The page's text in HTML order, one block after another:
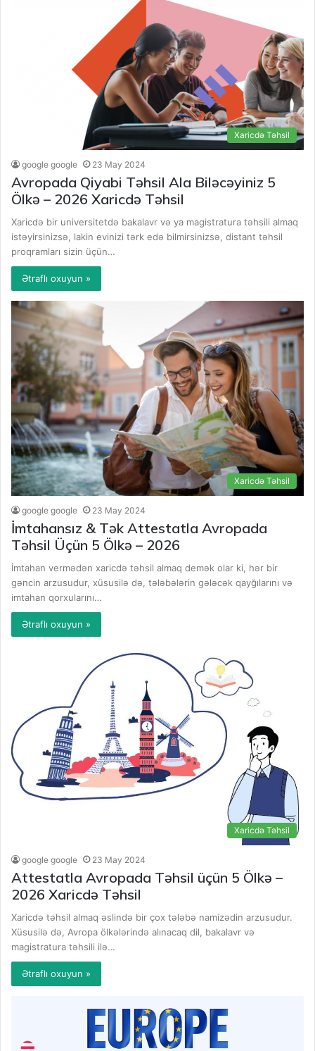
Xaricdə Təhsil
google google 23 May 2024
Avropada Qiyabi Təhsil Ala Biləcəyiniz 5
Ölkə – 2026 Xaricdə Təhsil
Xaricdə bir universitetdə bakalavr və ya magistratura təhsili almaq
istəyirsinizsə, lakin evinizi tərk edə bilmirsinizsə, distant təhsil
proqramları sizin üçün…
Ətraflı oxuyun »
Xaricdə Təhsil
google google 23 May 2024
İmtahansız & Tək Attestatla Avropada
Təhsil Üçün 5 Ölkə – 2026
İmtahan vermədən xaricdə təhsil almaq demək olar ki, hər bir
gəncin arzusudur, xüsusilə də, tələbələrin gələcək qayğılarını və
imtahan qorxularını…
Ətraflı oxuyun »
Xaricdə Təhsil
google google 23 May 2024
Attestatla Avropada Təhsil üçün 5 Ölkə –
2026 Xaricdə Təhsil
Xaricdə təhsil almaq əslində bir çox tələbə namizədin arzusudur.
Xüsusilə də, Avropa ölkələrində alınacaq dil, bakalavr və
magistratura təhsili ilə…
Ətraflı oxuyun »